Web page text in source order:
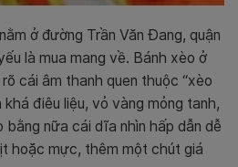
ở đường Trần Văn Đang, quận
là mua mang về. Bánh xèo ở
cái âm thanh quen thuộc “xèo
khá điêu liệu, vỏ vàng mỏng tanh,
bằng nữa cái dĩa nhìn hấp dẫn dễ
hoặc mực, thêm một chút giá